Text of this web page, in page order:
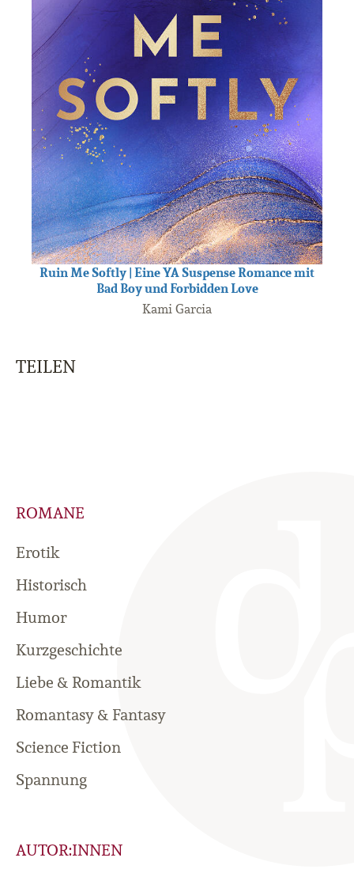
Ruin Me Softly | Eine YA Suspense Romance mit
Bad Boy und Forbidden Love
Kami Garcia
TEILEN
ROMANE
Erotik
Historisch
Humor
Kurzgeschichte
Liebe & Romantik
Romantasy & Fantasy
Science Fiction
Spannung
AUTOR:INNEN